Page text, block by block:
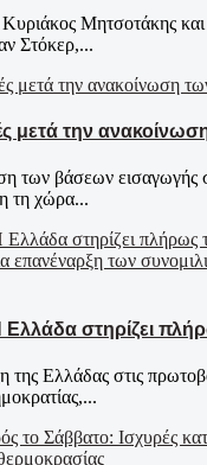
Μητσοτάκης και
Στόκερ,...
μετά την
των βάσεων εισαγωγής
τη χώρα...
στηρίζει
της Ελλάδας στις